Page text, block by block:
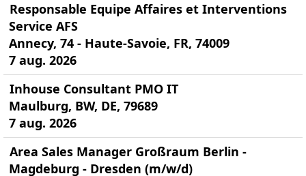
Responsable Equipe Affaires et Interventions
Service AFS
Annecy, 74 - Haute-Savoie, FR, 74009
7 aug. 2026
Inhouse Consultant PMO IT
Maulburg, BW, DE, 79689
7 aug. 2026
Area Sales Manager Großraum Berlin -
Magdeburg - Dresden (m/w/d)